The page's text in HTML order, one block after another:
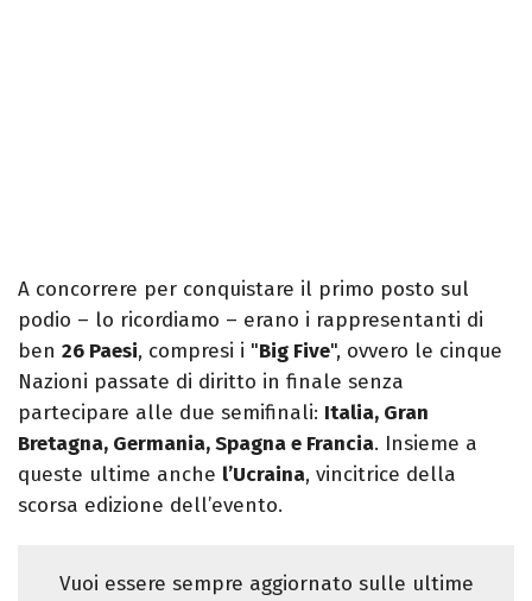
A concorrere per conquistare il primo posto sul
podio – lo ricordiamo – erano i rappresentanti di
ben 26 Paesi, compresi i "Big Five", ovvero le cinque
Nazioni passate di diritto in finale senza
partecipare alle due semifinali: Italia, Gran
Bretagna, Germania, Spagna e Francia. Insieme a
queste ultime anche l’Ucraina, vincitrice della
scorsa edizione dell’evento.
Vuoi essere sempre aggiornato sulle ultime